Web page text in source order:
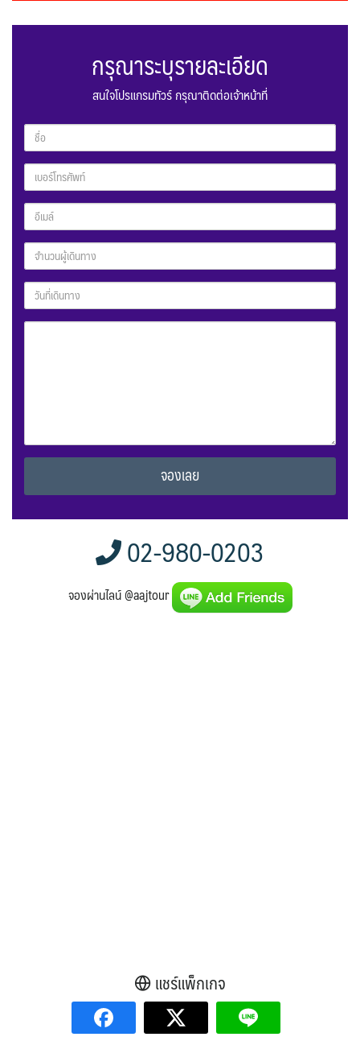
กรุณาระบุรายละเอียด
สนใจโปรแกรมทัวร์ กรุณาติดต่อเจ้าหน้าที่
Alternative:
02-980-0203
จองผ่านไลน์ @aajtour
แชร์แพ็กเกจ